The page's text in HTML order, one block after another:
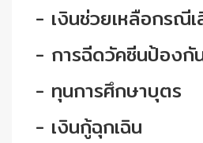
- เงินช่วยเหลือกรณี
- การฉีดวัคซีนป้องกั
- ทุนการศึกษาบุตร
- เงินกู้ฉุกเฉิน